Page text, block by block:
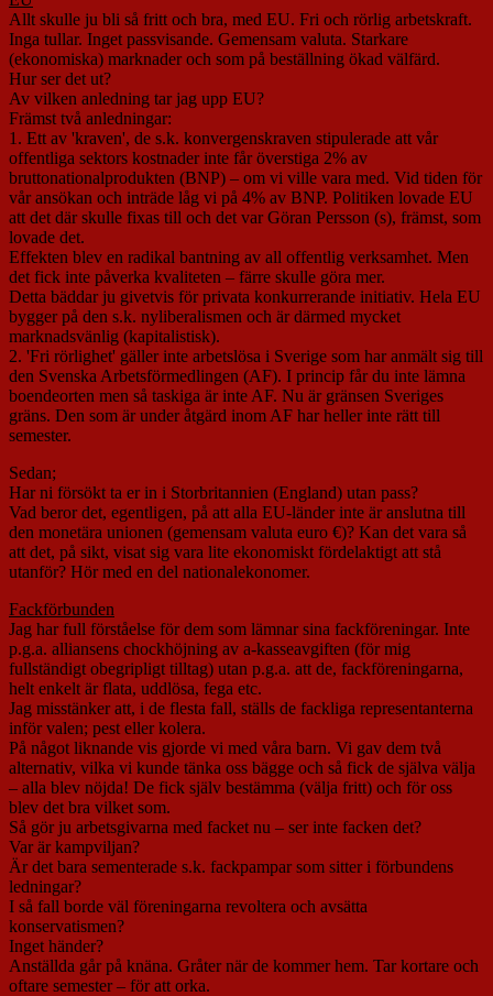
Allt skulle ju bli så fritt och bra, med EU. Fri och rörlig arbetskraft.
Inga tullar. Inget passvisande. Gemensam valuta. Starkare
(ekonomiska) marknader och som på beställning ökad välfärd.
Hur ser det ut?
Av vilken anledning tar jag upp EU?
Främst två anledningar:
1. Ett av 'kraven', de s.k. konvergenskraven stipulerade att vår
offentliga sektors kostnader inte får överstiga 2% av
bruttonationalprodukten (BNP) – om vi ville vara med. Vid tiden för
vår ansökan och inträde låg vi på 4% av BNP. Politiken lovade EU
att det där skulle fixas till och det var Göran Persson (s), främst, som
lovade det.
Effekten blev en radikal bantning av all offentlig verksamhet. Men
det fick inte påverka kvaliteten – färre skulle göra mer.
Detta bäddar ju givetvis för privata konkurrerande initiativ. Hela EU
bygger på den s.k. nyliberalismen och är därmed mycket
marknadsvänlig (kapitalistisk).
2. 'Fri rörlighet' gäller inte arbetslösa i Sverige som har anmält sig till
den Svenska Arbetsförmedlingen (AF). I princip får du inte lämna
boendeorten men så taskiga är inte AF. Nu är gränsen Sveriges
gräns. Den som är under åtgärd inom AF har heller inte rätt till
semester.
Sedan;
Har ni försökt ta er in i Storbritannien (England) utan pass?
Vad beror det, egentligen, på att alla EU-länder inte är anslutna till
den monetära unionen (gemensam valuta euro €)? Kan det vara så
att det, på sikt, visat sig vara lite ekonomiskt fördelaktigt att stå
utanför? Hör med en del nationalekonomer.
Fackförbunden
Jag har full förståelse för dem som lämnar sina fackföreningar. Inte
p.g.a. alliansens chockhöjning av a-kasseavgiften (för mig
fullständigt obegripligt tilltag) utan p.g.a. att de, fackföreningarna,
helt enkelt är flata, uddlösa, fega etc.
Jag misstänker att, i de flesta fall, ställs de fackliga representanterna
inför valen; pest eller kolera.
På något liknande vis gjorde vi med våra barn. Vi gav dem två
alternativ, vilka vi kunde tänka oss bägge och så fick de själva välja
– alla blev nöjda! De fick själv bestämma (välja fritt) och för oss
blev det bra vilket som.
Så gör ju arbetsgivarna med facket nu – ser inte facken det?
Var är kampviljan?
Är det bara sementerade s.k. fackpampar som sitter i förbundens
ledningar?
I så fall borde väl föreningarna revoltera och avsätta
konservatismen?
Inget händer?
Anställda går på knäna. Gråter när de kommer hem. Tar kortare och
oftare semester – för att orka.